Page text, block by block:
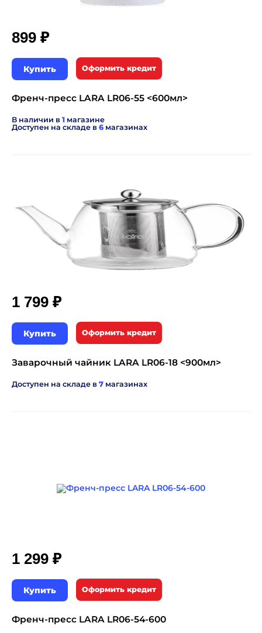
899 ₽
Купить Оформить кредит
Френч-пресс LARA LR06-55 <600мл>
В наличии в 1 магазине
Доступен на складе в 6 магазинах
1 799 ₽
Купить Оформить кредит
Заварочный чайник LARA LR06-18 <900мл>
Доступен на складе в 7 магазинах
1 299 ₽
Купить Оформить кредит
Френч-пресс LARA LR06-54-600